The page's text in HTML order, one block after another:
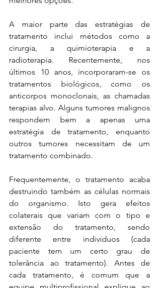
A maior parte das estratégias de
tratamento inclui métodos como a
cirurgia, a quimioterapia e a
radioterapia. Recentemente, nos
últimos 10 anos, incorporaram-se os
tratamentos biológicos, como os
anticorpos monoclonais, as chamadas
terapias alvo. Alguns tumores malignos
respondem bem a apenas uma
estratégia de tratamento, enquanto
outros tumores necessitam de um
tratamento combinado.
Frequentemente, o tratamento acaba
destruindo também as células normais
do organismo. Isto gera efeitos
colaterais que variam com o tipo e
extensão do tratamento, sendo
diferente entre indivíduos (cada
paciente tem um certo grau de
tolerância ao tratamento). Antes de
cada tratamento, é comum que a